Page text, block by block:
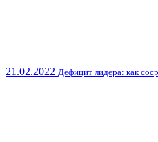
21.02.2022 Дефицит лидера: как